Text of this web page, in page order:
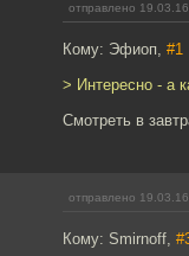
отправлено
Кому: Эфиоп, #1
> Интересно - а
Смотреть в
отправлено
Кому: Smirnoff,